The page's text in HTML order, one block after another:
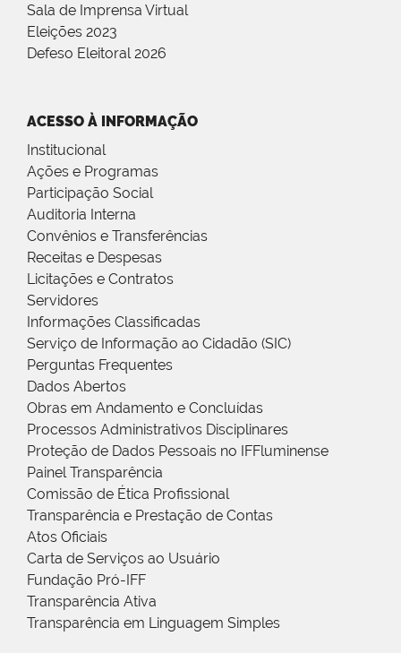
Sala de Imprensa Virtual
Eleições 2023
Defeso Eleitoral 2026
ACESSO À INFORMAÇÃO
Institucional
Ações e Programas
Participação Social
Auditoria Interna
Convênios e Transferências
Receitas e Despesas
Licitações e Contratos
Servidores
Informações Classificadas
Serviço de Informação ao Cidadão (SIC)
Perguntas Frequentes
Dados Abertos
Obras em Andamento e Concluídas
Processos Administrativos Disciplinares
Proteção de Dados Pessoais no IFFluminense
Painel Transparência
Comissão de Ética Profissional
Transparência e Prestação de Contas
Atos Oficiais
Carta de Serviços ao Usuário
Fundação Pró-IFF
Transparência Ativa
Transparência em Linguagem Simples